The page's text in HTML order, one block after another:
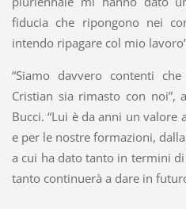
fiducia che ripongono nei
intendo ripagare col mio
“Siamo davvero contenti
Cristian sia rimasto con noi”,
Bucci. “Lui è da anni un valore
e per le nostre formazioni,
a cui ha dato tanto in termini di
tanto continuerà a dare in